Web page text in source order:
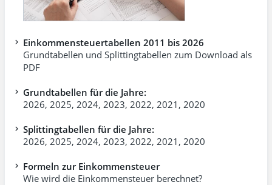
Einkommensteuertabellen 2011 bis 2026
Grundtabellen und Splittingtabellen zum Download als
PDF
Grundtabellen für die Jahre:
2026, 2025, 2024, 2023, 2022, 2021 , 2020
Splittingtabellen für die Jahre:
2026, 2025, 2024, 2023, 2022, 2021 , 2020
Formeln zur Einkommensteuer
Wie wird die Einkommensteuer berechnet?